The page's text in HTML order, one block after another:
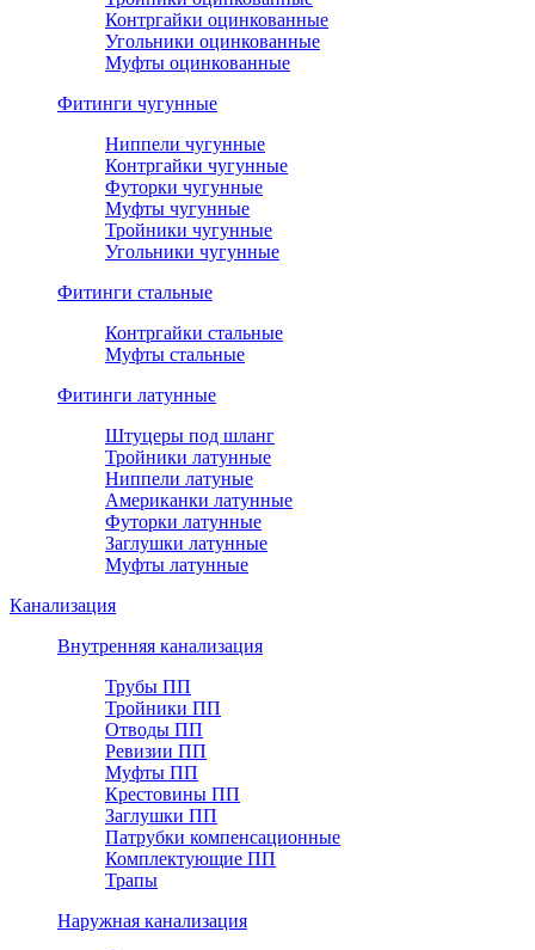
Контргайки оцинкованные
Угольники оцинкованные
Муфты оцинкованные
Фитинги чугунные
Ниппели чугунные
Контргайки чугунные
Футорки чугунные
Муфты чугунные
Тройники чугунные
Угольники чугунные
Фитинги стальные
Контргайки стальные
Муфты стальные
Фитинги латунные
Штуцеры под шланг
Тройники латунные
Ниппели латуные
Американки латунные
Футорки латунные
Заглушки латунные
Муфты латунные
Канализация
Внутренняя канализация
Трубы ПП
Тройники ПП
Отводы ПП
Ревизии ПП
Муфты ПП
Крестовины ПП
Заглушки ПП
Патрубки компенсационные
Комплектующие ПП
Трапы
Наружная канализация